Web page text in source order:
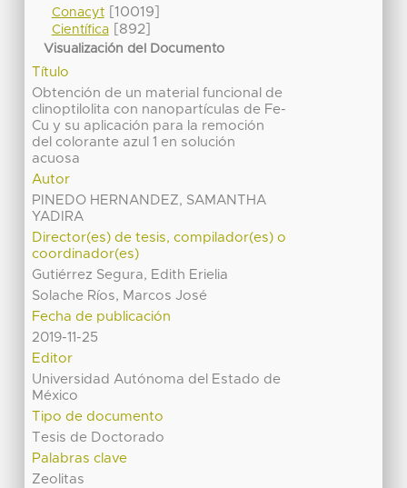
Conacyt[10019]
Científica[892]
Visualización del Documento
Título
Obtención de un material funcional de
clinoptilolita con nanopartículas de Fe-
Cu y su aplicación para la remoción
del colorante azul 1 en solución
acuosa
Autor
PINEDO HERNANDEZ, SAMANTHA
YADIRA
Director(es) de tesis, compilador(es) o
coordinador(es)
Gutiérrez Segura, Edith Erielia
Solache Ríos, Marcos José
Fecha de publicación
2019-11-25
Editor
Universidad Autónoma del Estado de
México
Tipo de documento
Tesis de Doctorado
Palabras clave
Zeolitas